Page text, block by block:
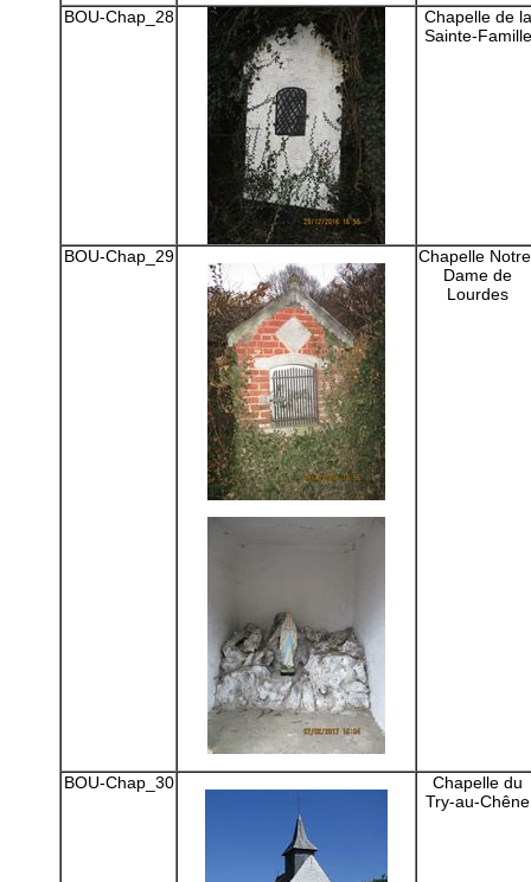
BOU-Chap_28
Chapelle de la
Sainte-Famille
BOU-Chap_29
Chapelle
Dame de
Lourdes
BOU-Chap_30
Chapelle du
Try-au-Chêne